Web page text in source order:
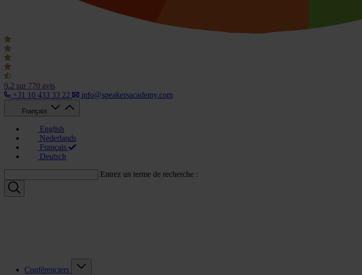
9.2 sur 770 avis
+31 10 433 33 22
info@speakersacademy.com
Français
English
Nederlands
Français
Deutsch
Entrez un terme de recherche :
Conférenciers